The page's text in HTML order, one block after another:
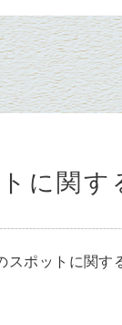
に関す
スポットに関す